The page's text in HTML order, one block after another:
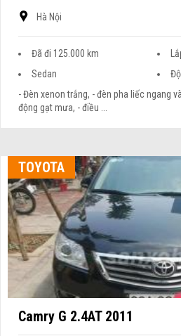
Hà Nội
Đã đi 125.000 km
Sedan
- Đèn xenon trắng, - đèn pha liếc ngang
động gạt mưa, - điều ...
TOYOTA
Camry G 2.4AT 2011